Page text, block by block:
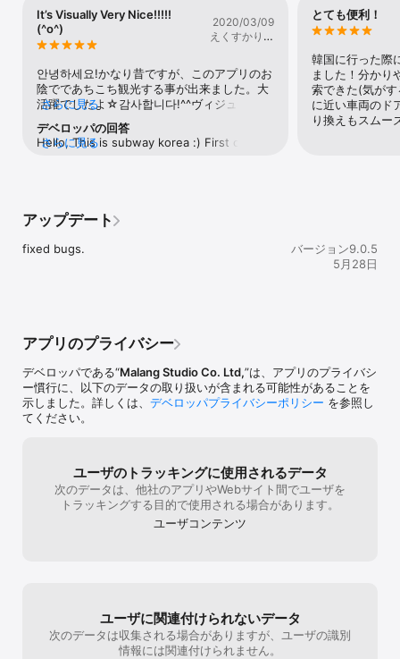
Korea」地下鉄アプリは、韓国語、英語、日本語で提供されてお
り、iPhoneやiPadを完全にサポートします。
初めての訪問者だけでなく、都市の不慣れな地域を訪問する住民の
ために、誰もこのアプリでどこにでも行くことができます。あなた
の旅行をお楽しみください！
• ソウル、釜山、大邱、大田、光州の最新地下鉄マップを提供
• 日本語、英語、韓国語サポートサービス
Vector基盤の路線図: Vector基盤の路線図にどのようなズーム倍率
ルート検索: 基本的なルート計算のほか、中間経由駅の設定, 簡単な
総運行時間の計算が可能
アラーム設定し: 出発駅と到着駅にアラームを設定し、心配ない旅行
This service includes In-app Purchase items, and a separate
- Terms of Service : https://bit.ly/38oF8eA
- Privacy Policy : https://bit.ly/31Ht5rE
Contact
Tel. support@malang.kr  / +827050386396
It’s Visually Very Nice!!!!!
(^o^)
2020/03/09
えくすかりぱ
안녕하세요!かなり昔ですが、このアプリのお
陰でであちこち観光する事が出来ました。大
活躍でしたよ☆감사합니다!^^ヴィジュアルが
充実したMapで駅の発着とルート、電車の接
近情報がコンパクトなのに一目で分かって使
いやすいです。またソウルに行った時に活用
す。主観ですが、日本人はカナダラを覚えた
方が地理を理解する良い機会になるのでこの
ままの仕様で充分ですよ。カナダラ(가나다
라)は覚えてしまえば簡単です。ただし、韓国
で、観光目的で活用したい方もカナダラを覚
えた方が為になりますよ(^^)その国の事を知
ベット表記は難しいのではないでしょうか？
母国語によっては発音が異なってしまいそう
です。そこは主に駅のアルファベット表記を
このアプリに折り込む必要があるかどうか疑
をどうするかですね。そうなると私も駅番号
が合理的と思います。情報過多になっちゃう
ような気がします。皆さん、가나다라覚えま
しょうよ(^^)乱文にて失礼しました♪
さらに見る
デベロッパの回答
Hello, This is subway korea :) First of all,
feel free to tell us your opinion. We'd be
you :)
さらに見る
とても便利！
韓国に行った際
ました！分かり
索できた(気が
に近い車両のド
り換えもスムー
アップデート
fixed bugs.
バージョン9.0.5
5月28日
アプリのプライバシー
デベロッパである“Malang Studio Co. Ltd,”は、アプリのプライバシ
ー慣行に、以下のデータの取り扱いが含まれる可能性があることを
示しました。詳しくは、 デベロッパプライバシーポリシー を参照し
てください。
ユーザのトラッキングに使用されるデータ
次のデータは、他社のアプリやWebサイト間でユーザを
トラッキングする目的で使用される場合があります。
ユーザコンテンツ
ユーザに関連付けられないデータ
次のデータは収集される場合がありますが、ユーザの識別
情報には関連付けられません。